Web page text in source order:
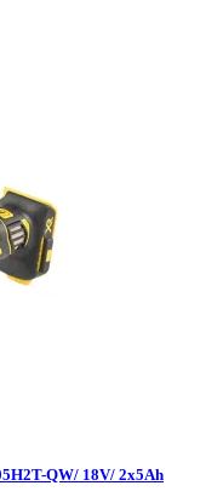
QW/ 18V/ 2x5Ah